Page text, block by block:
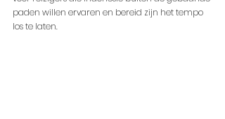
paden willen ervaren en bereid zijn het tempo
los te laten.